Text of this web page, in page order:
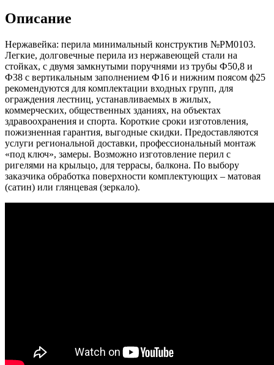
Описание
Нержавейка: перила минимальный конструктив №PM0103.
Легкие, долговечные перила из нержавеющей стали на
стойках, с двумя замкнутыми поручнями из трубы Ф50,8 и
Ф38 с вертикальным заполнением Ф16 и нижним поясом ф25
рекомендуются для комплектации входных групп, для
ограждения лестниц, устанавливаемых в жилых,
коммерческих, общественных зданиях, на объектах
здравоохранения и спорта. Короткие сроки изготовления,
пожизненная гарантия, выгодные скидки. Предоставляются
услуги региональной доставки, профессиональный монтаж
«под ключ», замеры. Возможно изготовление перил с
ригелями на крыльцо, для террасы, балкона. По выбору
заказчика обработка поверхности комплектующих – матовая
(сатин) или глянцевая (зеркало).